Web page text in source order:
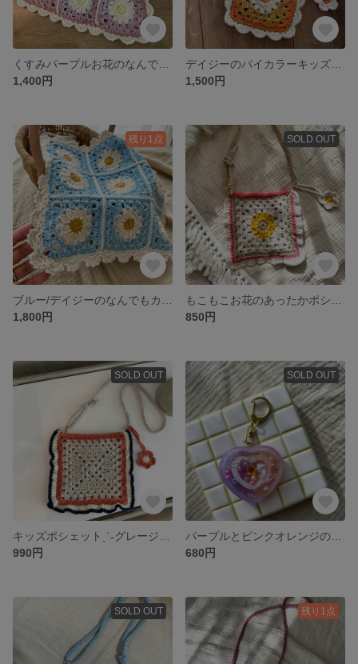
1,400円
1,500円
残り1点
1,800円
SOLD OUT
850円
SOLD OUT
990円
SOLD OUT
680円
SOLD OUT 残り1点